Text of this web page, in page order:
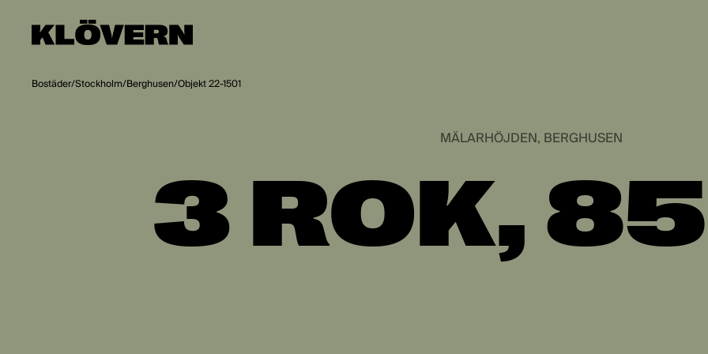
Bostäder/Stockholm/Berghusen/Objekt 22-1501
MÄLARHÖJDEN, BERGHUSEN
3 ROK,